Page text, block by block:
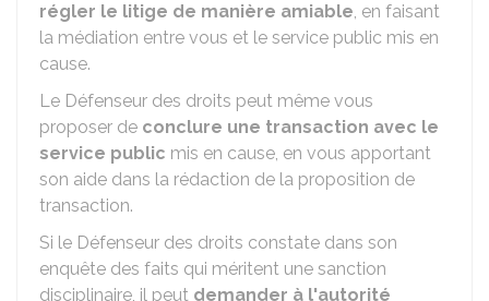
régler le litige de manière amiable, en faisant
la médiation entre vous et le service public mis en
cause.
Le Défenseur des droits peut même vous
proposer de conclure une transaction avec le
service public mis en cause, en vous apportant
son aide dans la rédaction de la proposition de
transaction.
Si le Défenseur des droits constate dans son
enquête des faits qui méritent une sanction
disciplinaire, il peut demander à l'autorité